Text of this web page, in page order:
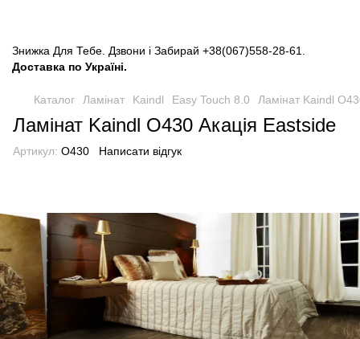
Знижка Для Тебе. Дзвони і Забирай +38(067)558-28-61
Доставка по Україні.
Каталог Ламінат Kaindl Easy Touch 8.0 Ламінат Kaindl
Ламінат Kaindl O430 Акація Eastside
Артикул: O430 Написати відгук